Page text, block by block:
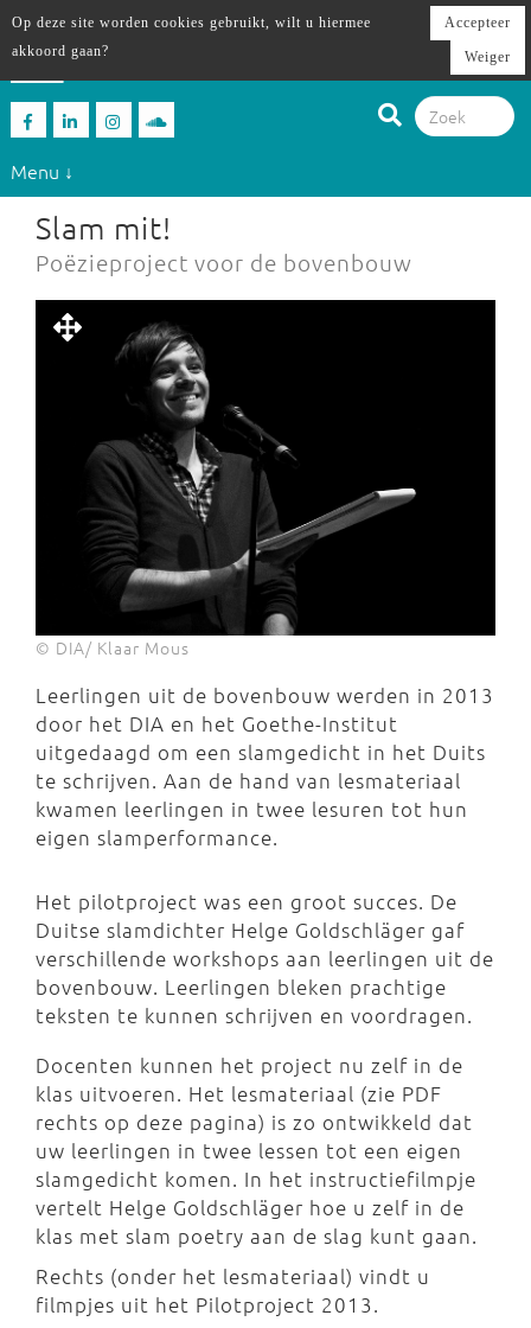
Menu ↓
Slam mit!
Poëzieproject voor de bovenbouw
© DIA/ Klaar Mous
Leerlingen uit de bovenbouw werden in 2013
door het DIA en het Goethe-Institut
uitgedaagd om een slamgedicht in het Duits
te schrijven. Aan de hand van lesmateriaal
kwamen leerlingen in twee lesuren tot hun
eigen slamperformance.
Het pilotproject was een groot succes. De
Duitse slamdichter Helge Goldschläger gaf
verschillende workshops aan leerlingen uit de
bovenbouw. Leerlingen bleken prachtige
teksten te kunnen schrijven en voordragen.
Docenten kunnen het project nu zelf in de
klas uitvoeren. Het lesmateriaal (zie PDF
rechts op deze pagina) is zo ontwikkeld dat
uw leerlingen in twee lessen tot een eigen
slamgedicht komen. In het instructiefilmpje
vertelt Helge Goldschläger hoe u zelf in de
klas met slam poetry aan de slag kunt gaan.
Rechts (onder het lesmateriaal) vindt u
filmpjes uit het Pilotproject 2013.
Op deze site worden cookies gebruikt, wilt u hiermee
akkoord gaan?
Accepteer
Weiger